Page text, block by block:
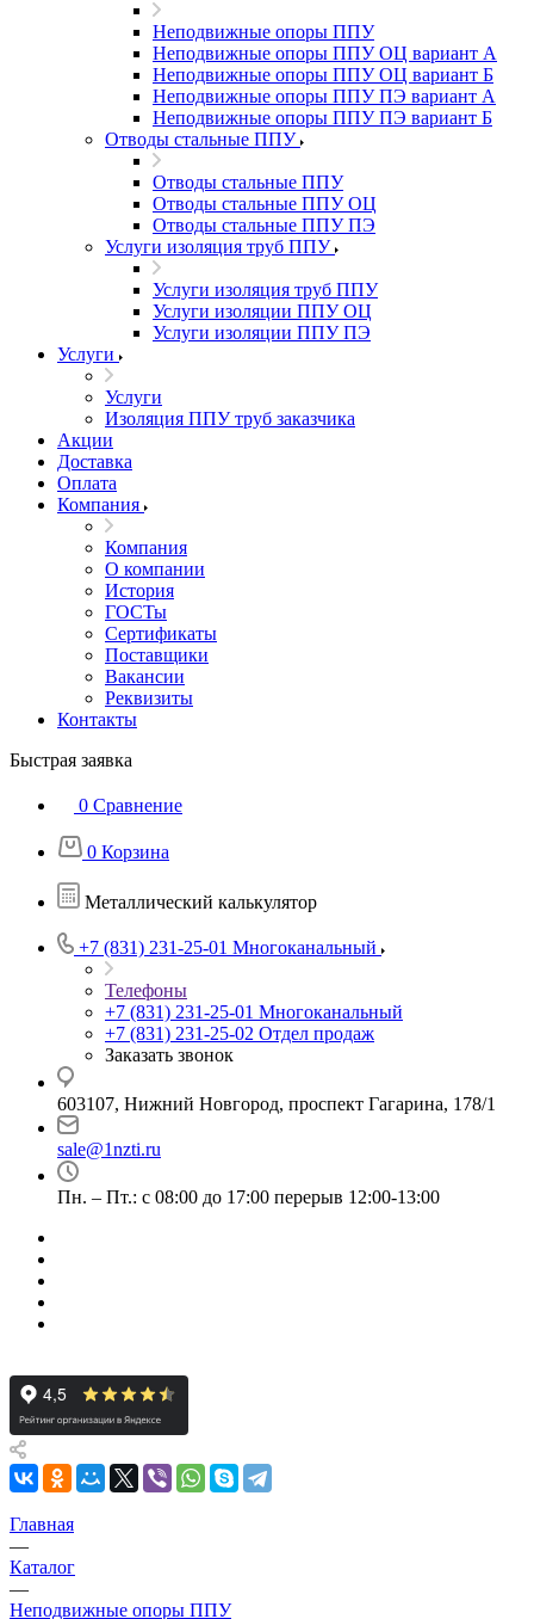
Неподвижные опоры ППУ
Неподвижные опоры ППУ ОЦ вариант А
Неподвижные опоры ППУ ОЦ вариант Б
Неподвижные опоры ППУ ПЭ вариант А
Неподвижные опоры ППУ ПЭ вариант Б
Отводы стальные ППУ
Отводы стальные ППУ
Отводы стальные ППУ ОЦ
Отводы стальные ППУ ПЭ
Услуги изоляция труб ППУ
Услуги изоляция труб ППУ
Услуги изоляции ППУ ОЦ
Услуги изоляции ППУ ПЭ
Услуги
Услуги
Изоляция ППУ труб заказчика
Акции
Доставка
Оплата
Компания
Компания
О компании
История
ГОСТы
Сертификаты
Поставщики
Вакансии
Реквизиты
Контакты
Быстрая заявка
0 Сравнение
0 Корзина
Металлический калькулятор
+7 (831) 231-25-01 Многоканальный
Телефоны
+7 (831) 231-25-01 Многоканальный
+7 (831) 231-25-02 Отдел продаж
Заказать звонок
603107, Нижний Новгород, проспект Гагарина, 178/1
sale@1nzti.ru
Пн. – Пт.: с 08:00 до 17:00 перерыв 12:00-13:00
Главная
—
Каталог
—
Неподвижные опоры ППУ